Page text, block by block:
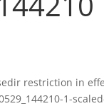
restriction in
1-